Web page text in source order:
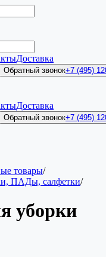
Доставка
Обратный звонок+7 (495)
Доставка
Обратный звонок+7 (495)
товары/
ПАДы, салфетки/
уборки